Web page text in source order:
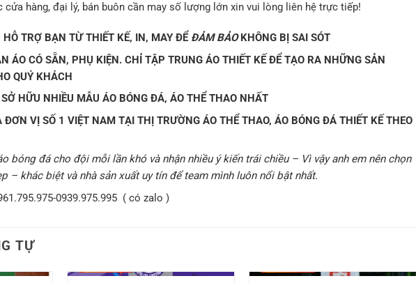
cửa hàng, đại lý, bán buôn cần may số lượng lớn xin vui lòng liên hệ trực tiếp!
HỖ TRỢ BẠN TỪ THIẾT KẾ, IN, MAY ĐỂ ĐẢM BẢOKHÔNG BỊ SAI SÓT
ÁO CÓ SẴN, PHỤ KIỆN. CHỈ TẬP TRUNG ÁO THIẾT KẾ ĐỂ TẠO RA NHỮNG SẢN
QUÝ KHÁCH
HỮU NHIỀU MẪU ÁO BÓNG ĐÁ, ÁO THỂ THAO NHẤT
ĐƠN VỊ SỐ 1 VIỆT NAM TẠI THỊ TRƯỜNG ÁO THỂ THAO, ÁO BÓNG ĐÁ THIẾT KẾ THEO
bóng đá cho đội mỗi lần khó và nhận nhiều ý kiến trái chiều – Vì vậyanh em nên chọn
– khác biệt và nhà sản xuất uy tín để team mình luôn nổi bật nhất.
0939.975.995 ( có zalo )
TỰ